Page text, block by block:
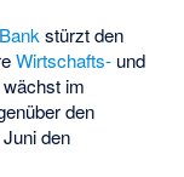
stürzt den
Wirtschafts-und
im
den
den